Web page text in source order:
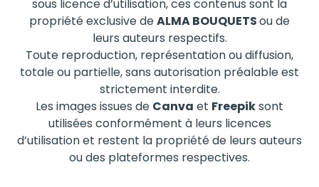
sous licence d’utilisation, ces contenus sont la
propriété exclusive deALMA BOUQUETSou de
leurs auteurs respectifs.
Toute reproduction, représentation ou diffusion,
totale ou partielle, sans autorisation préalable est
strictement interdite.
Les images issues de Canva et Freepiksont
utilisées conformément à leurs licences
d’utilisation et restent la propriété de leurs auteurs
ou des plateformes respectives.